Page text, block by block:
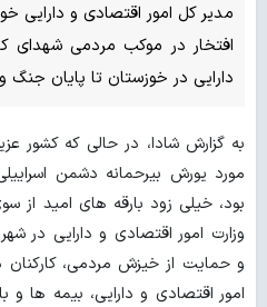
مدیر کل امور اقتصادی و دارایی
افتخار در موکب مردمی شهدای
دارایی در خوزستان تا پایان جنگ
به گزارش شادا، در حالی که کشور
مورد یورش بیرحمانه دشمن
بود، خیلی زود بارقه های امید از
وزارت امور اقتصادی و دارایی در
و حمایت از خیزش مردمی، کارکنان
امور اقتصادی و دارایی، بیمه ها